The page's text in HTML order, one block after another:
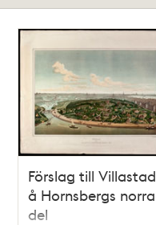
Förslag till Villastad
å Hornsbergs norra
del